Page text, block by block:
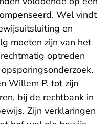
Wel vindt
en
moeten zijn van het
optreden
Willem P. tot zijn
bij de rechtbank in
Zijn verklaringen